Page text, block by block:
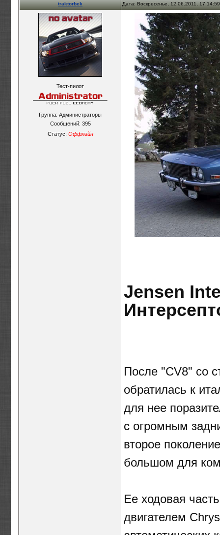
traktorbek Дата: Воскресенье, 12.06.2011,
Тест-пилот
Группа: Администраторы
Сообщений: 395
Статус: Оффлайн
Jensen
После "CV8" со
обратилась к
для нее
с огромным
второе
большом для
Ее ходовая
двигателем